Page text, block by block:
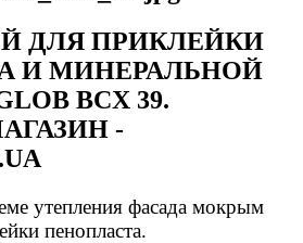
ДЛЯ ПРИКЛЕЙКИ
И МИНЕРАЛЬНОЙ
BCX 39.
-
утепления фасада мокрым
пенопласта.